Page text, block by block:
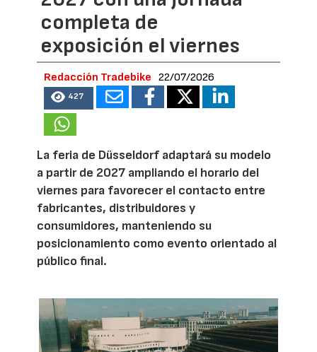
completa de
exposición el viernes
Redacción Tradebike 22/07/2026
427
La feria de Düsseldorf adaptará su modelo
a partir de 2027 ampliando el horario del
viernes para favorecer el contacto entre
fabricantes, distribuidores y
consumidores, manteniendo su
posicionamiento como evento orientado al
público final.